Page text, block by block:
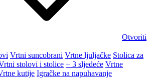
Otvoriti
Vrtni suncobrani Vrtne ljuljačke Stolica za
stolovi i stolice + 3 sljedeće Vrtne
kutije Igračke na napuhavanje